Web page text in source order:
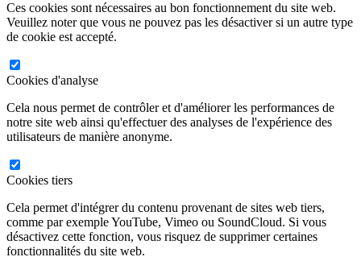
Ces cookies sont nécessaires au bon fonctionnement du site web.
Veuillez noter que vous ne pouvez pas les désactiver si un autre type
de cookie est accepté.
Cookies d'analyse
Cela nous permet de contrôler et d'améliorer les performances de
notre site web ainsi qu'effectuer des analyses de l'expérience des
utilisateurs de manière anonyme.
Cookies tiers
Cela permet d'intégrer du contenu provenant de sites web tiers,
comme par exemple YouTube, Vimeo ou SoundCloud. Si vous
désactivez cette fonction, vous risquez de supprimer certaines
fonctionnalités du site web.